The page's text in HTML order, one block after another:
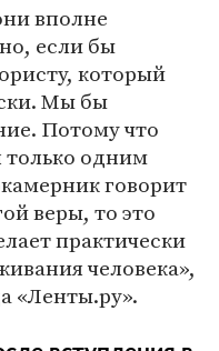
вполне
если бы
который
Мы бы
Потому что
только одним
говорит
веры, то это
практически
человека»,
«Ленты.ру».